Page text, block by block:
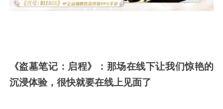
《盗墓笔记：启程》：那场在线下让我们惊艳的
沉浸体验，很快就要在线上见面了